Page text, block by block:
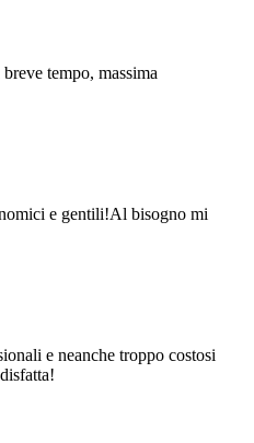
tempo, massima
e gentili!Al bisogno mi
e neanche troppo costosi